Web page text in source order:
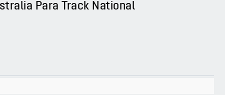
Para Track National